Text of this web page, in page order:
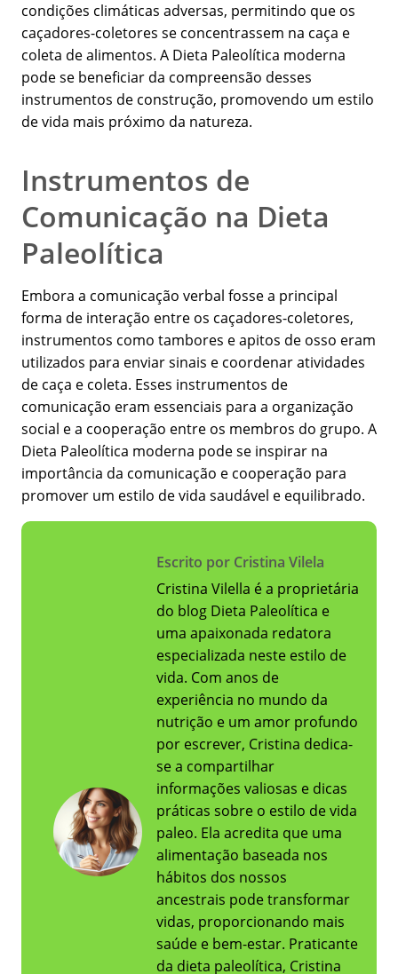
condições climáticas adversas, permitindo que os
caçadores-coletores se concentrassem na caça e
coleta de alimentos. A Dieta Paleolítica moderna
pode se beneficiar da compreensão desses
instrumentos de construção, promovendo um estilo
de vida mais próximo da natureza.
Instrumentos de
Comunicação na Dieta
Paleolítica
Embora a comunicação verbal fosse a principal
forma de interação entre os caçadores-coletores,
instrumentos como tambores e apitos de osso eram
utilizados para enviar sinais e coordenar atividades
de caça e coleta. Esses instrumentos de
comunicação eram essenciais para a organização
social e a cooperação entre os membros do grupo. A
Dieta Paleolítica moderna pode se inspirar na
importância da comunicação e cooperação para
promover um estilo de vida saudável e equilibrado.
Escrito por Cristina Vilela
Cristina Vilella é a proprietária
do blog Dieta Paleolítica e
uma apaixonada redatora
especializada neste estilo de
vida. Com anos de
experiência no mundo da
nutrição e um amor profundo
por escrever, Cristina dedica-
se a compartilhar
informações valiosas e dicas
práticas sobre o estilo de vida
paleo. Ela acredita que uma
alimentação baseada nos
hábitos dos nossos
ancestrais pode transformar
vidas, proporcionando mais
saúde e bem-estar. Praticante
da dieta paleolítica, Cristina